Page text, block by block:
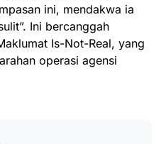
ini, mendakwa ia
Ini bercanggah
Is-Not-Real, yang
operasi agensi